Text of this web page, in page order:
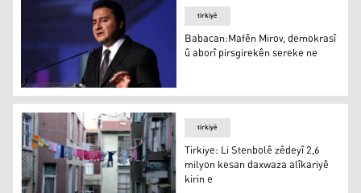
Babacan:Mafên Mirov, demokrasî û aborî pirsgirekên
tirkiyê
Babacan:Mafên Mirov, demokrasî
û aborî pirsgirekên sereke ne
tirkiyê
Tirkiye: Li Stenbolê zêdeyî 2,6
milyon kesan daxwaza alîkariyê
kirin e